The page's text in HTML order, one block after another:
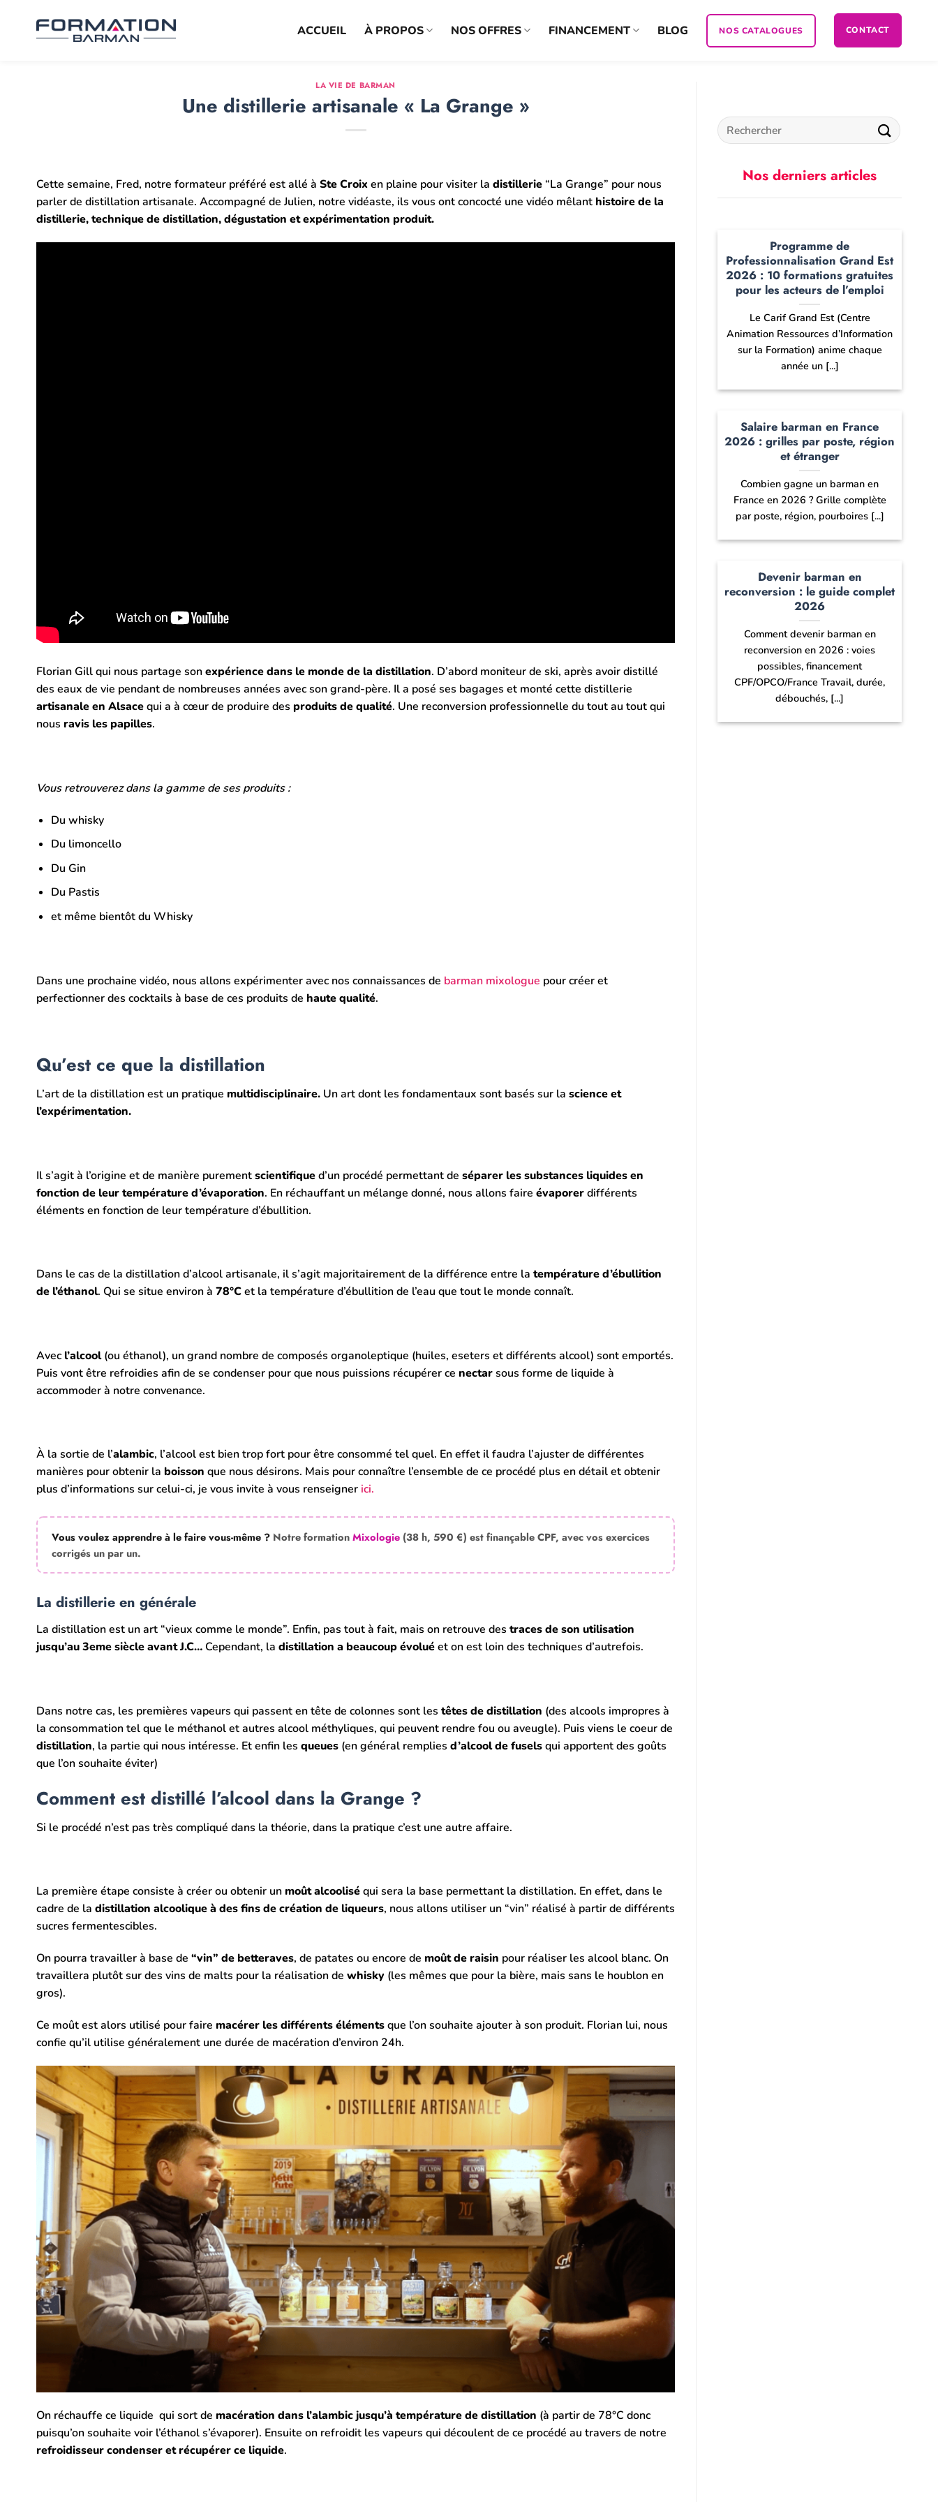
contenu
ACCUEIL À PROPOS NOS OFFRES FINANCEMENT BLOG NOS CATALOGUES CONTACT
LA VIE DE BARMAN
Une distillerie artisanale « La Grange »
Cette semaine, Fred, notre formateur préféré est allé à Ste Croixen plaine pour visiter la distillerie “La Grange” pour nous
parler de distillation artisanale. Accompagné de Julien, notre vidéaste, ils vous ont concocté une vidéo mêlant histoire de la
distillerie, technique de distillation, dégustation et expérimentation produit.
Florian Gill qui nous partage sonexpérience dans le monde de la distillation. D’abord moniteur de ski, après avoir distillé
des eaux de vie pendant de nombreuses années avec son grand-père. Il a posé ses bagages et monté cette distillerie
artisanale en Alsacequi a à cœur de produire des produits de qualité. Une reconversion professionnelle du tout au tout qui
nous ravis les papilles.
Vous retrouverez dans la gamme de ses produits :
Du whisky
Du limoncello
Du Gin
Du Pastis
et même bientôt du Whisky
Dans une prochaine vidéo, nous allons expérimenter avec nos connaissances de barman mixologue pour créer et
perfectionner des cocktails à base de ces produits de haute qualité.
Qu’est ce que la distillation
L’art de la distillation est un pratique multidisciplinaire. Un art dont les fondamentaux sont basés sur la science et
l’expérimentation.
Il s’agit à l’origine et de manière purementscientifiqued’un procédé permettant de séparer les substances liquides en
fonction de leur température d’évaporation. En réchauffant un mélange donné, nous allons faire évaporerdifférents
éléments en fonction de leur température d’ébullition.
Dans le cas de la distillation d’alcool artisanale, il s’agit majoritairement de la différence entre la température d’ébullition
de l’éthanol. Qui se situe environ à 78°Cet la température d’ébullition de l’eau que tout le monde connaît.
Avecl’alcool(ou éthanol), un grand nombre de composés organoleptique (huiles, eseters et différents alcool) sont emportés.
Puis vont être refroidies afin de se condenser pour que nous puissions récupérer ce nectarsous forme de liquide à
accommoder à notre convenance.
À la sortie de l’alambic, l’alcool est bien trop fort pour être consommé tel quel. En effet il faudra l’ajuster de différentes
manières pour obtenir la boisson que nous désirons. Mais pour connaître l’ensemble de ce procédé plus en détail et obtenir
plus d’informations sur celui-ci, je vous invite à vous renseigner ici.
Vous voulez apprendre à le faire vous-même ? Notre formationMixologie (38 h, 590 €) est finançable CPF, avec vos exercices
corrigés un par un.
La distillerie en générale
La distillation est un art “vieux comme le monde”. Enfin, pas tout à fait, mais on retrouve des traces de son utilisation
jusqu’au 3eme siècle avant J.C… Cependant, la distillation a beaucoup évoluéet on est loin des techniques d’autrefois.
Dans notre cas, les premières vapeurs qui passent en tête de colonnes sont les têtes de distillation (des alcools impropres à
la consommation tel que le méthanol et autres alcool méthyliques, qui peuvent rendre fou ou aveugle). Puis viens le coeur de
distillation, la partie qui nous intéresse. Et enfin les queues (en général remplies d’alcool de fuselsqui apportent des goûts
que l’on souhaite éviter)
Comment est distillé l’alcool dans la Grange ?
Si le procédé n’est pas très compliqué dans la théorie, dans la pratique c’est une autre affaire.
La première étape consiste à créer ou obtenir un moût alcooliséqui sera la base permettant la distillation. En effet, dans le
cadre de la distillation alcoolique à des fins de création de liqueurs, nous allons utiliser un “vin” réalisé à partir de différents
sucres fermentescibles.
On pourra travailler à base de “vin” de betteraves, de patates ou encore de moût de raisin pour réaliser les alcool blanc. On
travaillera plutôt sur des vins de malts pour la réalisation de whisky (les mêmes que pour la bière, mais sans le houblon en
gros).
Ce moût est alors utilisé pour faire macérer les différents élémentsque l’on souhaite ajouter à son produit. Florian lui, nous
confie qu’il utilise généralement une durée de macération d’environ 24h.
On réchauffe ce liquide qui sort de macération dans l’alambic jusqu’à température de distillation (à partir de 78°C donc
puisqu’on souhaite voir l’éthanol s’évaporer). Ensuite on refroidit les vapeurs qui découlent de ce procédé au travers de notre
refroidisseur condenser et récupérer ce liquide.
Nos derniers articles
Programme de
Professionnalisation Grand Est
2026 : 10 formations gratuites
pour les acteurs de l’emploi
Le Carif Grand Est (Centre
Animation Ressources d’Information
sur la Formation) anime chaque
année un [...]
Salaire barman en France
2026 : grilles par poste, région
et étranger
Combien gagne un barman en
France en 2026 ? Grille complète
par poste, région, pourboires [...]
Devenir barman en
reconversion : le guide complet
2026
Comment devenir barman en
reconversion en 2026 : voies
possibles, financement
CPF/OPCO/France Travail, durée,
débouchés, [...]